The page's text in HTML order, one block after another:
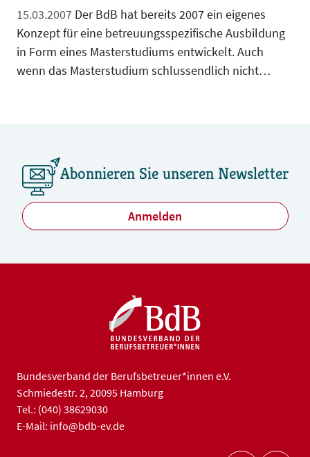
15.03.2007
Konzept für eine betreuungsspezifische Ausbildung
in Form eines Masterstudiums entwickelt. Auch
wenn das Masterstudium schlussendlich nicht
Abonnieren Sie unseren Newsletter
Anmelden
Bundesverband der Berufsbetreuer*innen e.V.
Schmiedestr. 2, 20095 Hamburg
Tel.: (040) 38629030
E-Mail: info@bdb-ev.de